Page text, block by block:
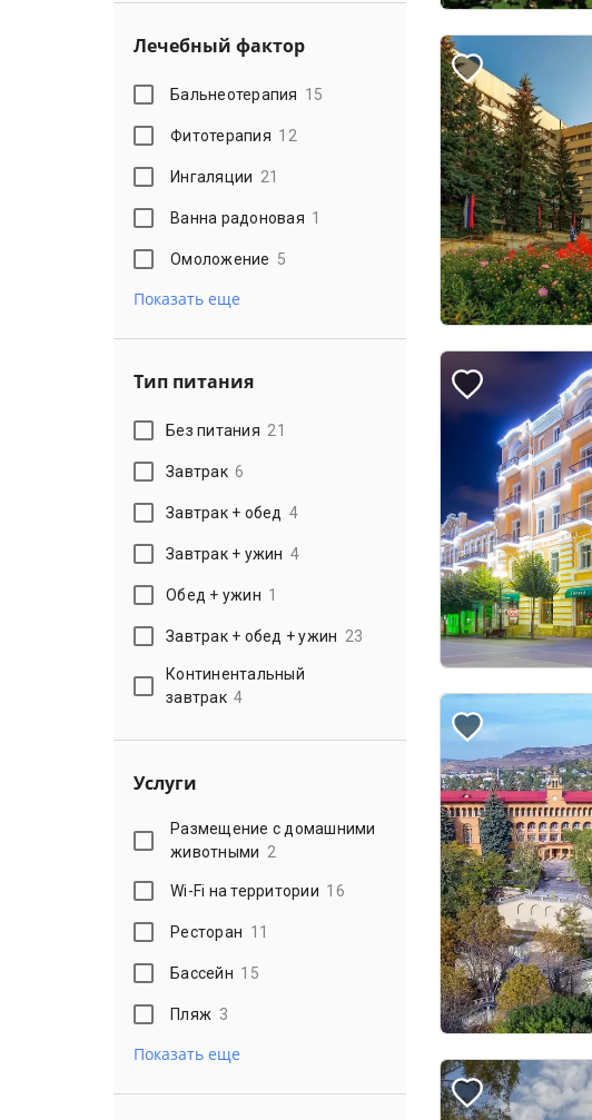
Лечебный фактор
Бальнеотерапия 15
Фитотерапия 12
Ингаляции 21
Ванна радоновая 1
Омоложение 5
Показать еще
Тип питания
Без питания 21
Завтрак 6
Завтрак + обед 4
Завтрак + ужин 4
Обед + ужин 1
Завтрак + обед + ужин 23
Континентальный
завтрак 4
Услуги
Размещение с домашними
животными 2
Wi-Fi на территории 16
Ресторан 11
Бассейн 15
Пляж 3
Показать еще